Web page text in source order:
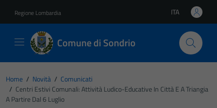
Regione Lombardia Lingua attiva:
ITA
Comune di Sondrio
Home / Novità / Comunicati
/ Centri Estivi Comunali: Attività Ludico-Educative In Città E A Triangia
A Partire Dal 6 Luglio